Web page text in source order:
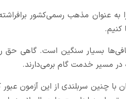
به عنوان مذهب رسمی‌کشور
کنیم.
بسیار سنگین است. گاهی حق را
مسیر خدمت گام برمی‌دارند.
چنین سربلندی از این آزمون عبور